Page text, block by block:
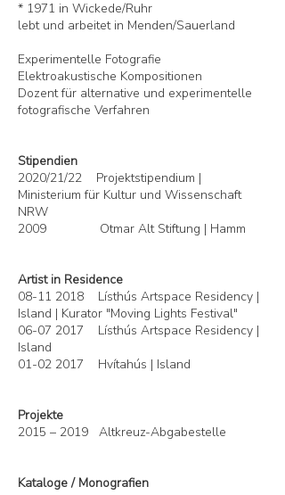
* 1971 in Wickede/Ruhr
lebt und arbeitet in Menden/Sauerland
Experimentelle Fotografie
Elektroakustische Kompositionen
Dozent für alternative und experimentelle
fotografische Verfahren
Stipendien
2020/21/22 Projektstipendium |
Ministerium für Kultur und Wissenschaft
NRW
2009 Otmar Alt Stiftung | Hamm
Artist in Residence
08-11 2018 Lísthús Artspace Residency |
Island | Kurator "Moving Lights Festival"
06-07 2017 Lísthús Artspace Residency |
Island
01-02 2017 Hvítahús | Island
Projekte
2015 – 2019 Altkreuz-Abgabestelle
Kataloge / Monografien